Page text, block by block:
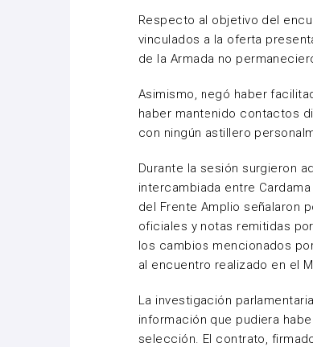
Respecto al objetivo del
vinculados a la oferta
de la Armada no
Asimismo, negó haber
haber mantenido contactos
con ningún astillero
Durante la sesión surgieron
intercambiada entre
del Frente Amplio señalaron
oficiales y notas remitidas
los cambios mencionados
al encuentro realizado en el
La investigación
información que pudiera
selección. El contrato,